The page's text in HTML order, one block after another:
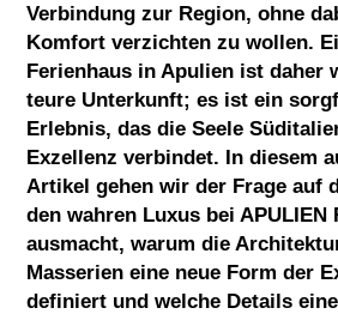
Verbindung zur Region, ohne
Komfort verzichten zu wollen.
Ferienhaus in Apulien ist daher
teure Unterkunft; es ist ein
Erlebnis, das die Seele
Exzellenz verbindet. In diesem
Artikel gehen wir der Frage auf
den wahren Luxus bei APULIEN
ausmacht, warum die
Masserien eine neue Form der
definiert und welche Details